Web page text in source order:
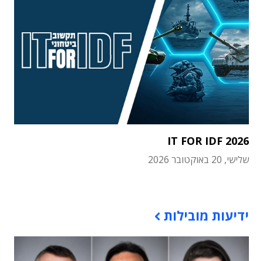
IT FOR IDF 2026
שלישי, 20 באוקטובר 2026
ידיעות מובילות